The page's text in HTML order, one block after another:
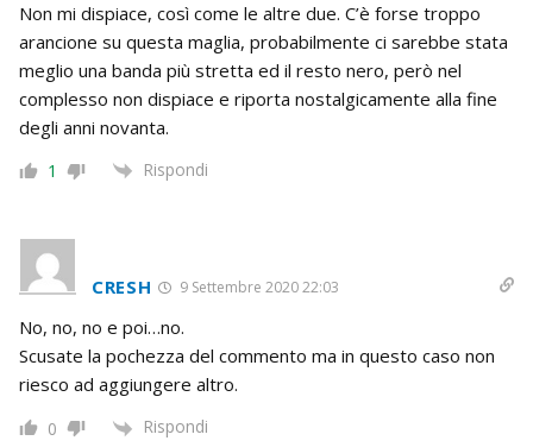
Non mi dispiace, così come le altre due. C’è forse troppo
arancione su questa maglia, probabilmente ci sarebbe stata
meglio una banda più stretta ed il resto nero, però nel
complesso non dispiace e riporta nostalgicamente alla fine
degli anni novanta.
1 Rispondi
CRESH 9 Settembre 2020 22:03
No, no, no e poi…no.
Scusate la pochezza del commento ma in questo caso non
riesco ad aggiungere altro.
0 Rispondi